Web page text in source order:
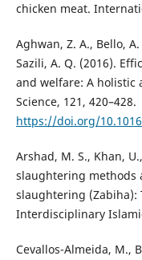
chicken meat.
Aghwan, Z. A., Bello,
Sazili, A. Q. (2016).
and welfare: A holistic
Science, 121, 420–428.
https://doi.org/
Arshad, M. S., Khan,
slaughtering methods
slaughtering (Zabiha):
Interdisciplinary
Cevallos-Almeida, M.,